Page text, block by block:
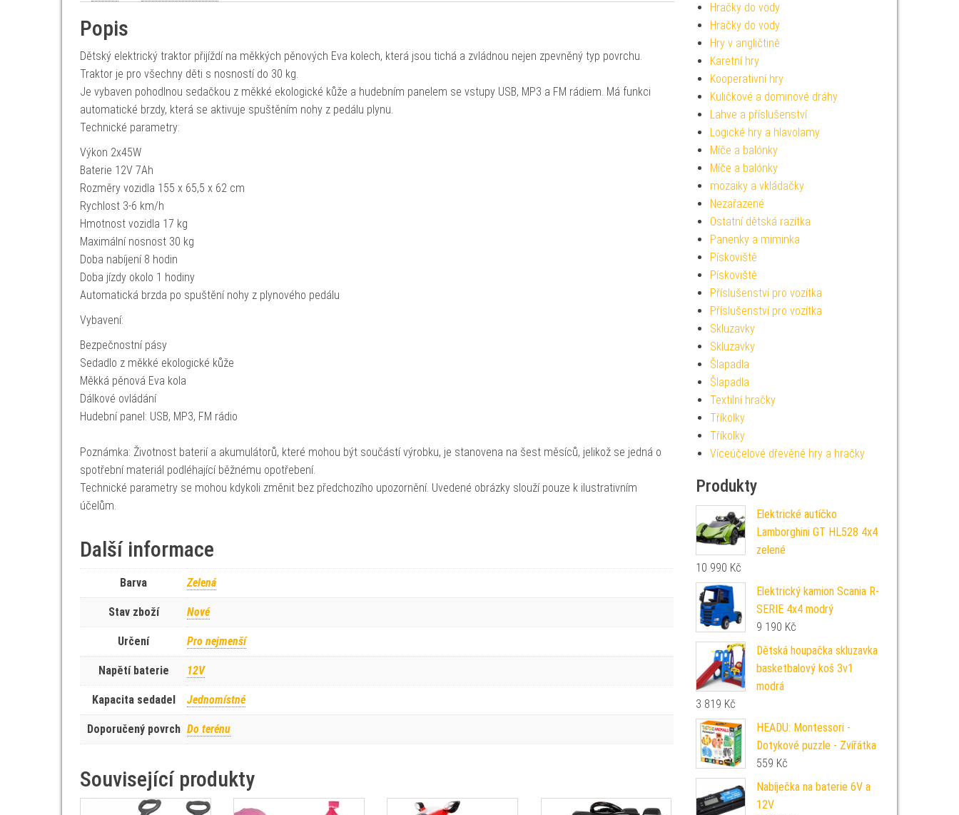
Popis
Dětský elektrický traktor přijíždí na měkkých pěnových Eva kolech, která jsou tichá a zvládnou nejen zpevněný typ povrchu.
Traktor je pro všechny děti s nosností do 30 kg.
Je vybaven pohodlnou sedačkou z měkké ekologické kůže a hudebním panelem se vstupy USB, MP3 a FM rádiem. Má funkci
automatické brzdy, která se aktivuje spuštěním nohy z pedálu plynu.
Technické parametry:
Výkon 2x45W
Baterie 12V 7Ah
Rozměry vozidla 155 x 65,5 x 62 cm
Rychlost 3-6 km/h
Hmotnost vozidla 17 kg
Maximální nosnost 30 kg
Doba nabíjení 8 hodin
Doba jízdy okolo 1 hodiny
Automatická brzda po spuštění nohy z plynového pedálu
Vybavení:
Bezpečnostní pásy
Sedadlo z měkké ekologické kůže
Měkká pěnová Eva kola
Dálkové ovládání
Hudební panel: USB, MP3, FM rádio
Poznámka: Životnost baterií a akumulátorů, které mohou být součástí výrobku, je stanovena na šest měsíců, jelikož se jedná o
spotřební materiál podléhající běžnému opotřebení.
Technické parametry se mohou kdykoli změnit bez předchozího upozornění. Uvedené obrázky slouží pouze k ilustrativním
účelům.
Další informace
Barva Zelená
Stav zboží Nové
Určení Pro nejmenší
Napětí baterie 12V
Kapacita sedadel Jednomístné
Doporučený povrch Do terénu
Související produkty
Hračky do vody
Hračky do vody
Hry v angličtině
Karetní hry
Kooperativní hry
Kuličkové a dominové dráhy
Lahve a příslušenství
Logické hry a hlavolamy
Míče a balónky
Míče a balónky
mozaiky a vkládačky
Nezařazené
Ostatní dětská razítka
Panenky a miminka
Pískoviště
Pískoviště
Příslušenství pro vozítka
Příslušenství pro vozítka
Skluzavky
Skluzavky
Šlapadla
Šlapadla
Textilní hračky
Tříkolky
Tříkolky
Víceúčelové dřevěné hry a hračky
Produkty
Elektrické autíčko
Lamborghini GT HL528 4x4
zelené
10 990 Kč
Elektrický kamion Scania R-
SERIE 4x4 modrý
9 190 Kč
Dětská houpačka skluzavka
basketbalový koš 3v1
modrá
3 819 Kč
HEADU: Montessori -
Dotykové puzzle - Zvířátka
559 Kč
Nabíječka na baterie 6V a
12V